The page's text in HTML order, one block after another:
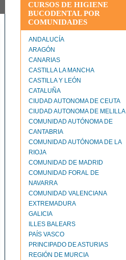
CURSOS DE HIGIENE
BUCODENTAL POR
COMUNIDADES
ANDALUCÍA
ARAGÓN
CANARIAS
CASTILLA LA MANCHA
CASTILLA Y LEÓN
CATALUÑA
CIUDAD AUTONOMA DE CEUTA
CIUDAD AUTONOMA DE MELILLA
COMUNIDAD AUTÓNOMA DE
CANTABRIA
COMUNIDAD AUTÓNOMA DE LA
RIOJA
COMUNIDAD DE MADRID
COMUNIDAD FORAL DE
NAVARRA
COMUNIDAD VALENCIANA
EXTREMADURA
GALICIA
ILLES BALEARS
PAÍS VASCO
PRINCIPADO DE ASTURIAS
REGIÓN DE MURCIA